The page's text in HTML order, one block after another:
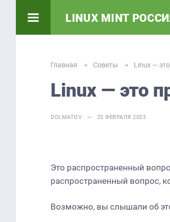
LINUX MINT
Главная Советы Linux —
Linux — это
DOLMATOV — 25 ФЕВРАЛЯ 2023
Это распространенный
распространенный вопрос,
Возможно, вы слышали об
функции на базе
искусственного